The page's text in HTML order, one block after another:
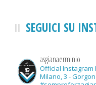
SEGUICI SU
asgianaerminio
Official Instagram
Milano, 3 -